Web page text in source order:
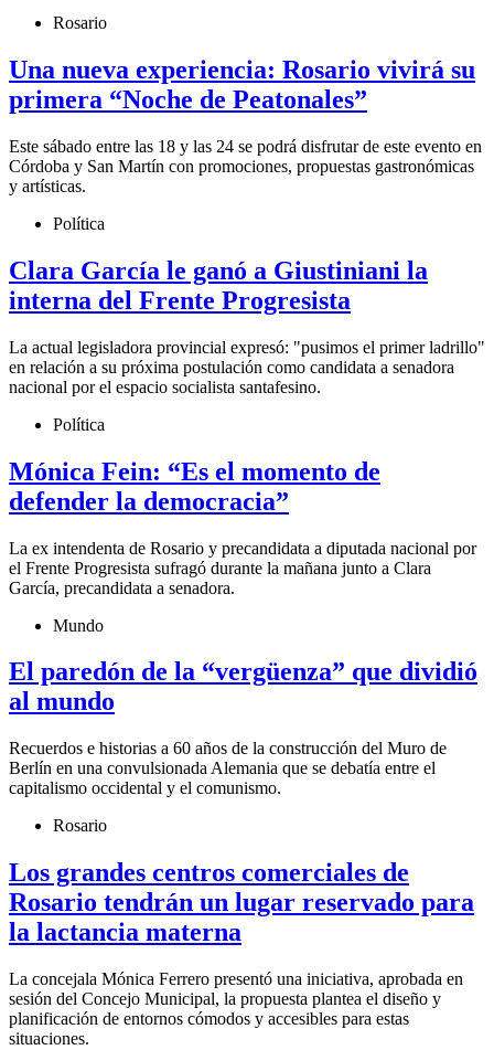
Rosario
Una nueva experiencia: Rosario vivirá su
primera “Noche de Peatonales”
Este sábado entre las 18 y las 24 se podrá disfrutar de este evento en
Córdoba y San Martín con promociones, propuestas gastronómicas
y artísticas.
Política
Clara García le ganó a Giustiniani la
interna del Frente Progresista
La actual legisladora provincial expresó: "pusimos el primer ladrillo"
en relación a su próxima postulación como candidata a senadora
nacional por el espacio socialista santafesino.
Política
Mónica Fein: “Es el momento de
defender la democracia”
La ex intendenta de Rosario y precandidata a diputada nacional por
el Frente Progresista sufragó durante la mañana junto a Clara
García, precandidata a senadora.
Mundo
El paredón de la “vergüenza” que dividió
al mundo
Recuerdos e historias a 60 años de la construcción del Muro de
Berlín en una convulsionada Alemania que se debatía entre el
capitalismo occidental y el comunismo.
Rosario
Los grandes centros comerciales de
Rosario tendrán un lugar reservado para
la lactancia materna
La concejala Mónica Ferrero presentó una iniciativa, aprobada en
sesión del Concejo Municipal, la propuesta plantea el diseño y
planificación de entornos cómodos y accesibles para estas
situaciones.